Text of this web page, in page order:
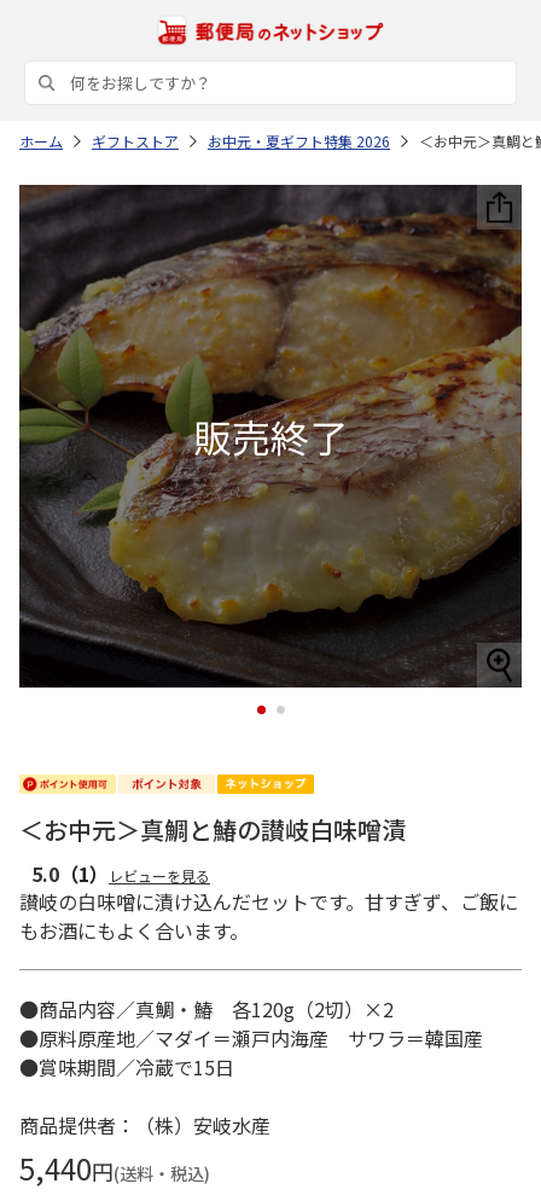
ホーム ギフトストア お中元・夏ギフト特集 2026 ＜お中元＞真鯛
1 2
＜お中元＞真鯛と鰆の讃岐白味噌漬
5.0 （1） レビューを見る
讃岐の白味噌に漬け込んだセットです。甘すぎず、ご飯に
もお酒にもよく合います。
●商品内容／真鯛・鰆 各120g（2切）×2
●原料原産地／マダイ＝瀬戸内海産 サワラ＝韓国産
●賞味期間／冷蔵で15日
商品提供者：（株）安岐水産
5,440円(送料・税込)